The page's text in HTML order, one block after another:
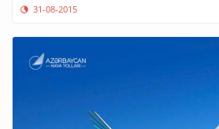
31-08-2015